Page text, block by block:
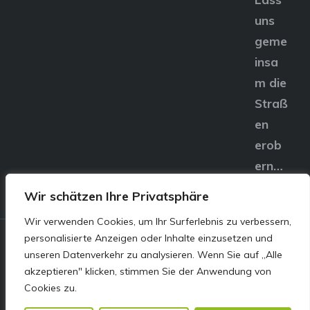
Wir schätzen Ihre Privatsphäre
Wir verwenden Cookies, um Ihr Surferlebnis zu verbessern,
personalisierte Anzeigen oder Inhalte einzusetzen und
unseren Datenverkehr zu analysieren. Wenn Sie auf „Alle
akzeptieren" klicken, stimmen Sie der Anwendung von
Cookies zu.
uns
geme
insa
m die
Straß
en
erob
ern…
© E&S Motors GmbH,
Linzer Straße 83 4240
Freistadt